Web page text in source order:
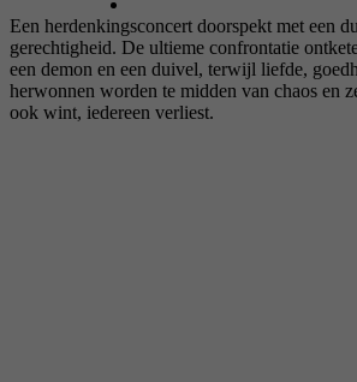
Een herdenkingsconcert doorspekt met een
gerechtigheid. De ultieme confrontatie
een demon en een duivel, terwijl liefde,
herwonnen worden te midden van chaos en
ook wint, iedereen verliest.